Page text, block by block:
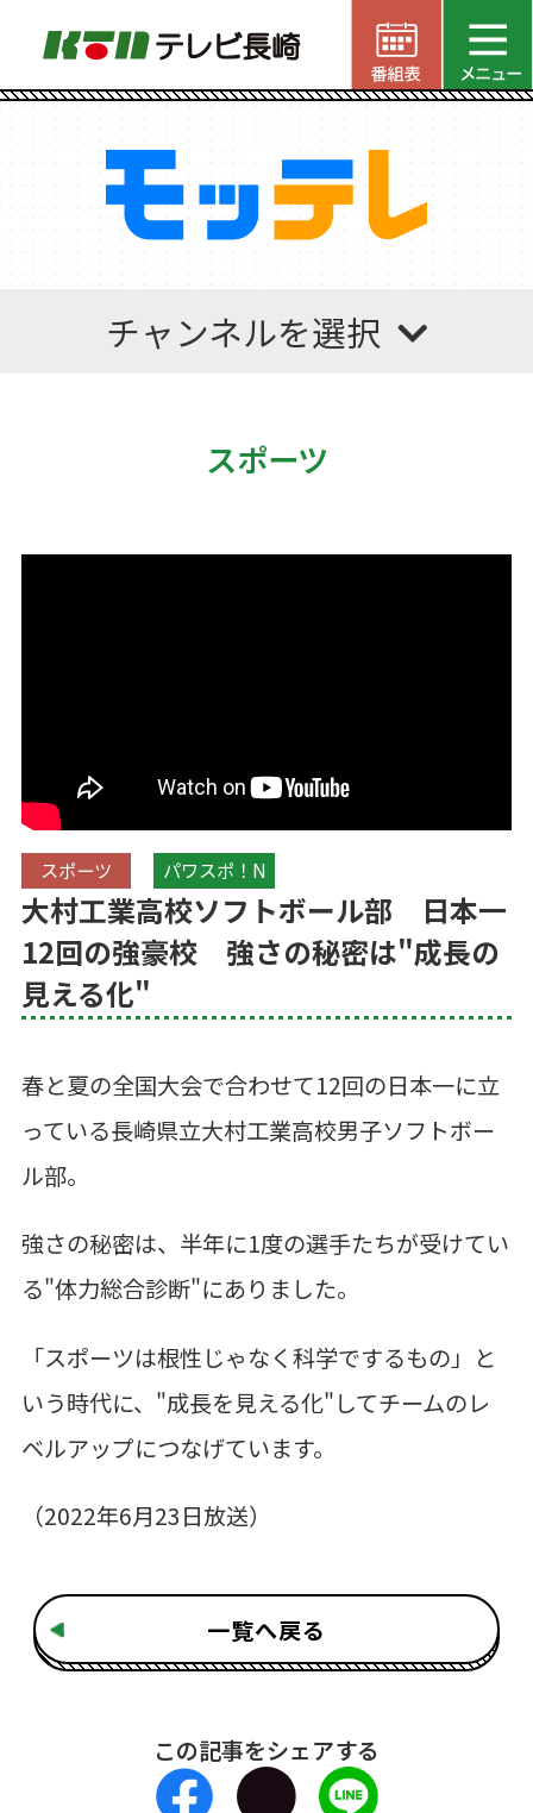
チャンネルを選択
スポーツ
スポーツ パワスポ！N
大村工業高校ソフトボール部 日本一
12回の強豪校 強さの秘密は"成長の
見える化"
春と夏の全国大会で合わせて12回の日本一に立
っている長崎県立大村工業高校男子ソフトボー
ル部。
強さの秘密は、半年に1度の選手たちが受けてい
る"体力総合診断"にありました。
「スポーツは根性じゃなく科学でするもの」と
いう時代に、"成長を見える化"してチームのレ
ベルアップにつなげています。
（2022年6月23日放送）
一覧へ戻る
この記事をシェアする